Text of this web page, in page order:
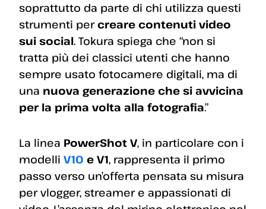
soprattutto da parte di chi utilizza questi
strumenti per creare contenuti video
sui social. Tokura spiega che “non si
tratta più dei classici utenti che hanno
sempre usato fotocamere digitali, ma di
una nuova generazione che si avvicina
per la prima volta alla fotografia.”
La linea PowerShot V, in particolare con i
modelli V10 e V1, rappresenta il primo
passo verso un’offerta pensata su misura
per vlogger, streamer e appassionati di